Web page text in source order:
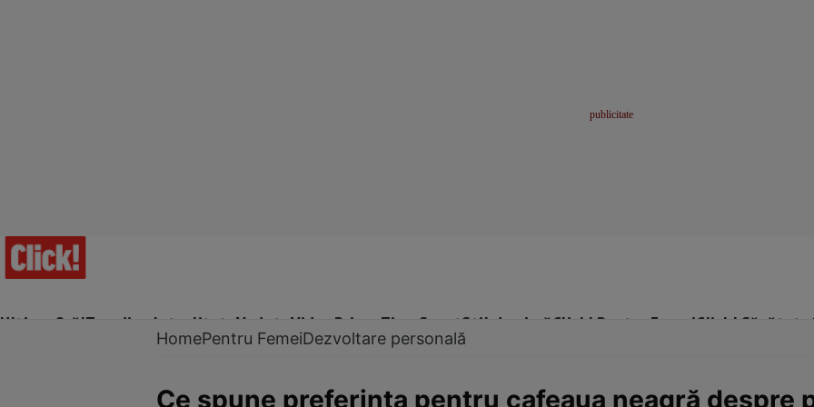
Ultima Oră!Trending Actualitate Vedete Video Prime Time SportStil de viațăClick! Pentru FemeiClick! Sănătate
HomePentru FemeiDezvoltare personală
Ce spune preferința pentru cafeaua neagră despre